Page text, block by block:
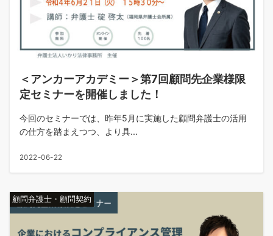
＜アンカーアカデミー＞第7回顧問先企業様限
定セミナーを開催しました！
今回のセミナーでは、昨年5月に実施した顧問弁護士の活用
の仕方を踏まえつつ、より具...
2022-06-22
顧問弁護士・顧問契約